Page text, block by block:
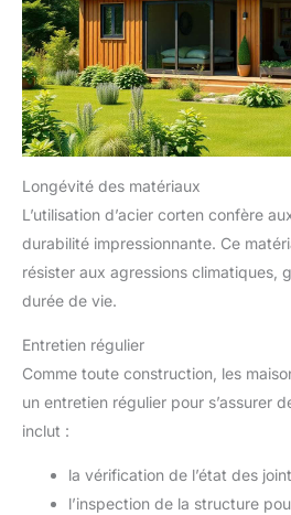
Longévité des matériaux
L’utilisation d’acier corten confère
durabilité impressionnante. Ce
résister aux agressions climatiques,
durée de vie.
Entretien régulier
Comme toute construction, les
un entretien régulier pour s’assurer
inclut :
la vérification de l’état des
l’inspection de la structure